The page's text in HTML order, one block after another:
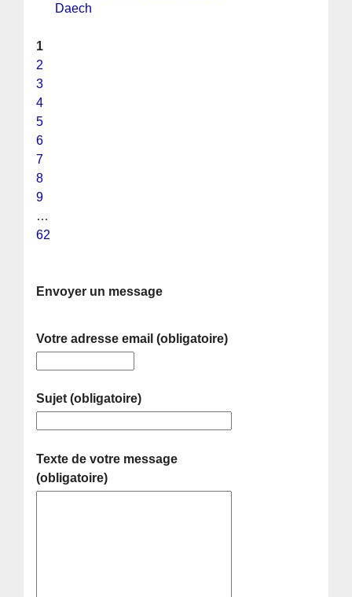
Daech
1
2
3
4
5
6
7
8
9
…
62
Envoyer un message
Votre adresse email (obligatoire)
Sujet (obligatoire)
Texte de votre message
(obligatoire)